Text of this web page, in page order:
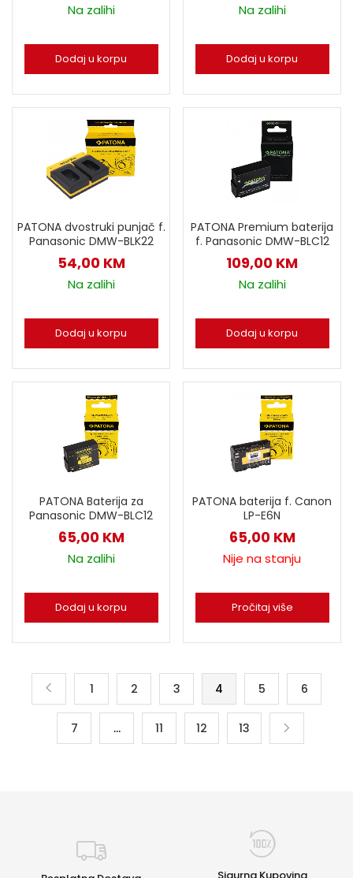
Na zalihi
Dodaj u korpu
Na zalihi
Dodaj u korpu
PATONA dvostruki punjač f.
Panasonic DMW-BLK22
54,00 KM
Na zalihi
Dodaj u korpu
PATONA Premium baterija
f. Panasonic DMW-BLC12
109,00 KM
Na zalihi
Dodaj u korpu
PATONA Baterija za
Panasonic DMW-BLC12
65,00 KM
Na zalihi
Dodaj u korpu
PATONA baterija f. Canon
LP-E6N
65,00 KM
Nije na stanju
Pročitaj više
1 2 3 4 5 6
7 … 11 12 13